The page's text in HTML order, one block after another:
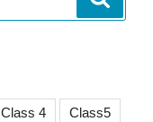
Class 4 Class5